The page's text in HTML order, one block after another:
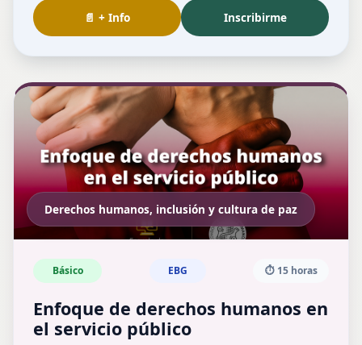
📄 + Info Inscribirme
Derechos humanos, inclusión y cultura de paz
Básico EBG ⏱️ 15 horas
Enfoque de derechos humanos en
el servicio público